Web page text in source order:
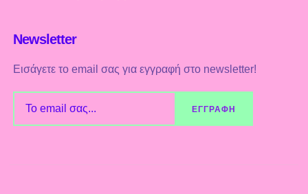
Newsletter
Εισάγετε το email σας για εγγραφή στο newsletter!